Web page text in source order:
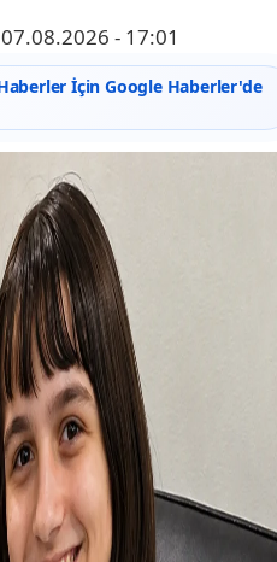
07.08.2026 - 17:01
İçin Google Haberler'de